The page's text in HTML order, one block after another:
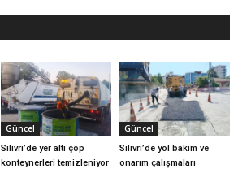
Güncel
Silivri’de yer altı çöp
konteynerleri temizleniyor
Güncel
Silivri’de yol bakım ve
onarım çalışmaları